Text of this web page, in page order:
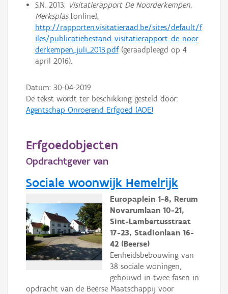
S.N. 2013: Visitatierapport De Noorderkempen,
Merksplas[online],
http://rapporten.visitatieraad.be/sites/default/f
iles/publicatiebestand_visitatierapport_de_noor
derkempen_juli_2013.pdf(geraadpleegd op 4
april 2016).
Datum: 30-04-2019
De tekst wordt ter beschikking gesteld door:
Agentschap Onroerend Erfgoed (AOE)
Erfgoedobjecten
Opdrachtgever van
Sociale woonwijk Hemelrijk
Europaplein 1-8, Rerum
Novarumlaan 10-21,
Sint-Lambertusstraat
17-23, Stadionlaan 16-
42 (Beerse)
Eenheidsbebouwing van
38 sociale woningen,
gebouwd in twee fasen in
opdracht van de Beerse Maatschappij voor